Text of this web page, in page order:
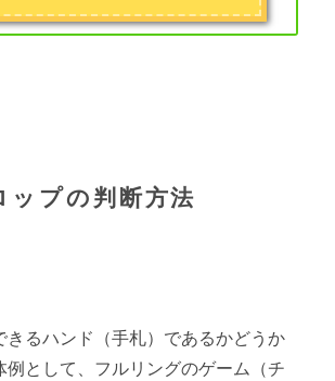
ップの判断方法
きるハンド（手札）であるかどうか
例として、フルリングのゲーム（チ